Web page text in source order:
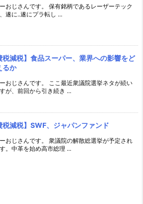
おじさんです。 保有銘柄であるレーザーテック
遂に..遂にプラ転し ...
税減税】食品スーパー、業界への影響をど
るか
おじさんです。 ここ最近衆議院選挙ネタが続い
が、前回から引き続き ...
税減税】SWF、ジャパンファンド
おじさんです。 衆議院の解散総選挙が予定され
。中革を始め高市総理 ...